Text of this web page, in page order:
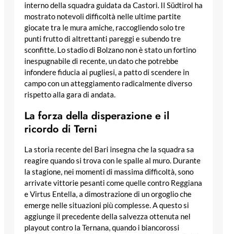
interno della squadra guidata da Castori. Il Südtirol ha
mostrato notevoli difficoltà nelle ultime partite
giocate tra le mura amiche, raccogliendo solo tre
punti frutto di altrettanti pareggi e subendo tre
sconfitte. Lo stadio di Bolzano non è stato un fortino
inespugnabile di recente, un dato che potrebbe
infondere fiducia ai pugliesi, a patto di scendere in
campo con un atteggiamento radicalmente diverso
rispetto alla gara di andata.
La forza della disperazione e il
ricordo di Terni
La storia recente del Bari insegna che la squadra sa
reagire quando si trova con le spalle al muro. Durante
la stagione, nei momenti di massima difficoltà, sono
arrivate vittorie pesanti come quelle contro Reggiana
e Virtus Entella, a dimostrazione di un orgoglio che
emerge nelle situazioni più complesse. A questo si
aggiunge il precedente della salvezza ottenuta nel
playout contro la Ternana, quando i biancorossi